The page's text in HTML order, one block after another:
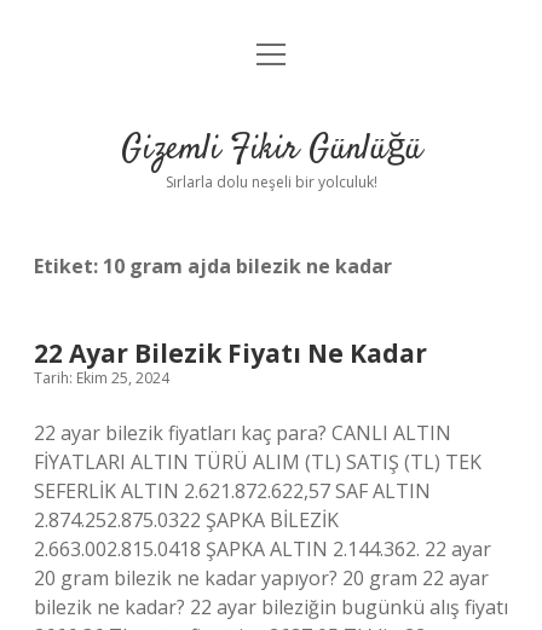
Anasayfa
Yasal Uyarı
menüyü
Gizemli Fikir Günlüğü
Sırlarla dolu neşeli bir yolculuk!
Etiket: 10 gram ajda bilezik ne kadar
22 Ayar Bilezik Fiyatı Ne Kadar
Tarih: Ekim 25, 2024
22 ayar bilezik fiyatları kaç para? CANLI ALTIN ​​
FİYATLARI ALTIN ​​TÜRÜ ALIM (TL) SATIŞ (TL) TEK
SEFERLİK ALTIN ​​2.621.872.622,57 SAF ALTIN ​​
2.874.252.875.0322 ŞAPKA BİLEZİK
2.663.002.815.0418 ŞAPKA ALTIN ​​2.144.362. 22 ayar
20 gram bilezik ne kadar yapıyor? 20 gram 22 ayar
bilezik ne kadar? 22 ayar bileziğin bugünkü alış fiyatı